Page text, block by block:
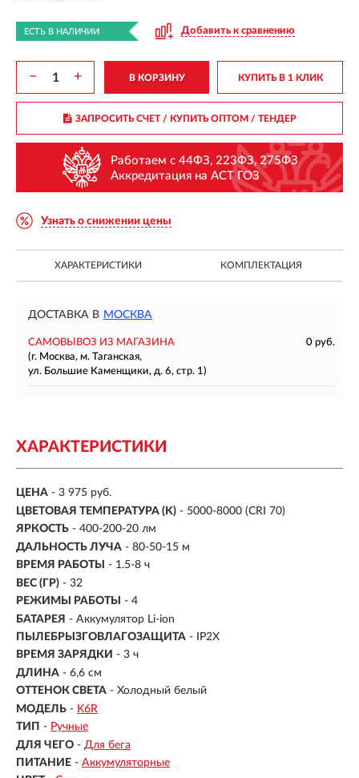
ЕСТЬ В НАЛИЧИИ Добавить к сравнению
− + В КОРЗИНУ КУПИТЬ В 1 КЛИК
ЗАПРОСИТЬ СЧЕТ / КУПИТЬ ОПТОМ/ ТЕНДЕР
Работаем с 44ФЗ, 223ФЗ, 275ФЗ
Аккредитация на АСТ ГОЗ
Узнать о снижении цены
ХАРАКТЕРИСТИКИ КОМПЛЕКТАЦИЯ
ДОСТАВКА В МОСКВА
САМОВЫВОЗ ИЗ МАГАЗИНА
0 руб.
(г. Москва, м. Таганская,
ул. Большие Каменщики, д. 6, стр. 1)
ХАРАКТЕРИСТИКИ
ЦЕНА - 3 975 руб.
ЦВЕТОВАЯ ТЕМПЕРАТУРА (K) - 5000-8000 (CRI 70)
ЯРКОСТЬ - 400-200-20 лм
ДАЛЬНОСТЬ ЛУЧА - 80-50-15 м
ВРЕМЯ РАБОТЫ
- 1.5-8 ч
ВЕС (ГР) - 32
РЕЖИМЫ РАБОТЫ
- 4
БАТАРЕЯ - Аккумулятор Li-ion
ПЫЛЕБРЫЗГОВЛАГОЗАЩИТА - IP2X
ВРЕМЯ ЗАРЯДКИ - 3 ч
ДЛИНА - 6,6 см
ОТТЕНОК СВЕТА - Холодный белый
МОДЕЛЬ - K6R
ТИП - Ручные
ДЛЯ ЧЕГО - Для бега
ПИТАНИЕ - Аккумуляторные